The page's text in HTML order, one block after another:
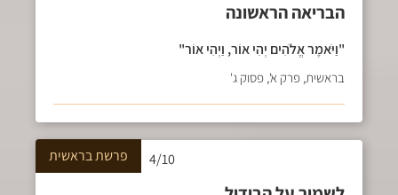
הבריאה הראשונה
"וַיֹּאמֶר אֱלֹהִים יְהִי אוֹר, וַיְהִי אוֹר"
בראשית, פרק א', פסוק ג'
4/10 פרשתבראשית